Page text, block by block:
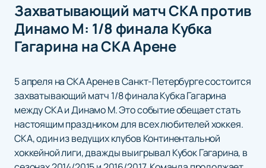
Захватывающий матч СКА против
Динамо М: 1/8 финала Кубка
Гагарина на СКА Арене
5 апреля на СКА Арене в Санкт-Петербурге состоится
захватывающий матч 1/8 финала Кубка Гагарина
между СКА и Динамо М. Это событие обещает стать
настоящим праздником для всех любителей хоккея.
СКА, один из ведущих клубов Континентальной
хоккейной лиги, дважды выигрывал Кубок Гагарина, в